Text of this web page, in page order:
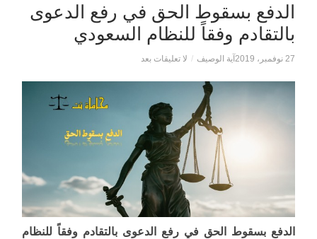
الدفع بسقوط الحق في رفع الدعوى
بالتقادم وفقاً للنظام السعودي
27 نوفمبر، 2019 آية الوصيف / لا تعليقات بعد
الدفع بسقوط الحق في رفع الدعوى بالتقادم وفقاً للنظام